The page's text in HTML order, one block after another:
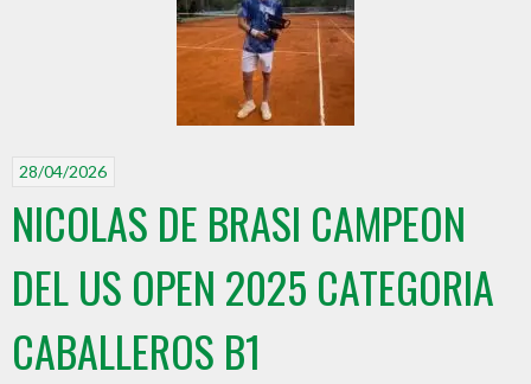
28/04/2026
NICOLAS DE BRASI CAMPEON
DEL US OPEN 2025 CATEGORIA
CABALLEROS B1